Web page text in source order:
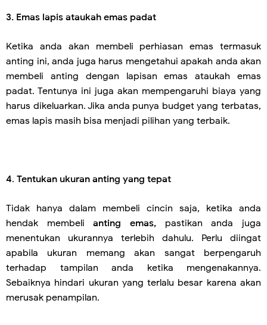
3. Emas lapis ataukah emas padat
Ketika anda akan membeli perhiasan emas termasuk
anting ini, anda juga harus mengetahui apakah anda akan
membeli anting dengan lapisan emas ataukah emas
padat. Tentunya ini juga akan mempengaruhi biaya yang
harus dikeluarkan. Jika anda punya budget yang terbatas,
emas lapis masih bisa menjadi pilihan yang terbaik.
4. Tentukan ukuran anting yang tepat
Tidak hanya dalam membeli cincin saja, ketika anda
hendak membelianting emas, pastikan anda juga
menentukan ukurannya terlebih dahulu. Perlu diingat
apabila ukuran memang akan sangat berpengaruh
terhadap tampilan anda ketika mengenakannya.
Sebaiknya hindari ukuran yang terlalu besar karena akan
merusak penampilan.